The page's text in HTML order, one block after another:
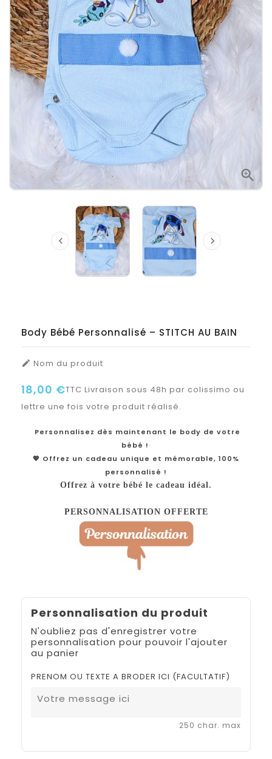

 
Body Bébé Personnalisé – STITCH AU BAIN
 Nom du produit
18,00 €TTC Livraison sous 48h par colissimo ou
lettre une fois votre produit réalisé.
Personnalisez dès maintenant le body de votre
bébé !
💖 Offrez un cadeau unique et mémorable, 100%
personnalisé !
Offrez à votre bébé le cadeau idéal.
PERSONNALISATION OFFERTE
Personnalisation du produit
N'oubliez pas d'enregistrer votre
personnalisation pour pouvoir l'ajouter
au panier
PRENOM OU TEXTE A BRODER ICI (FACULTATIF)
250 char. max